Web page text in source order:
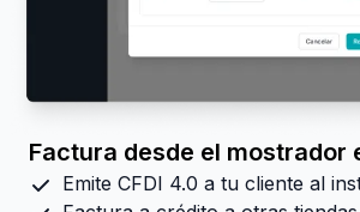
Factura desde el mostrador
Emite CFDI 4.0 a tu cliente al